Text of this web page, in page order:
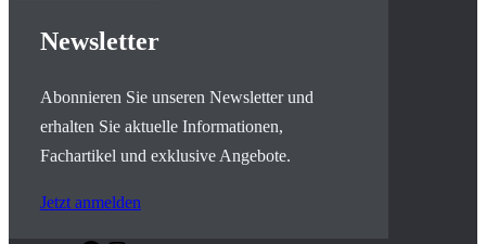
Newsletter
Abonnieren Sie unseren Newsletter und
erhalten Sie aktuelle Informationen,
Fachartikel und exklusive Angebote.
Jetzt anmelden